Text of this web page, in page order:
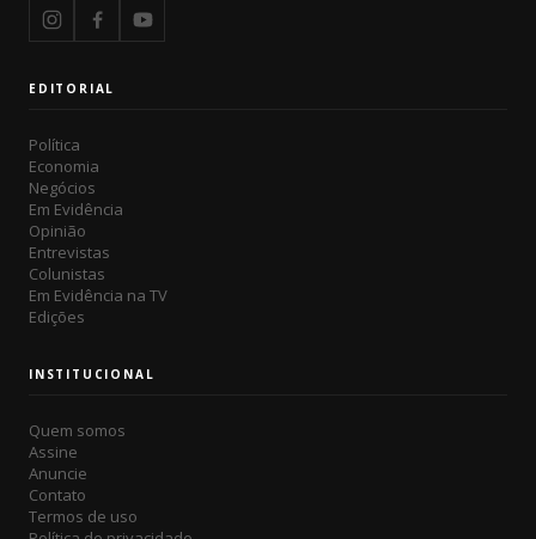
EDITORIAL
Política
Economia
Negócios
Em Evidência
Opinião
Entrevistas
Colunistas
Em Evidência na TV
Edições
INSTITUCIONAL
Quem somos
Assine
Anuncie
Contato
Termos de uso